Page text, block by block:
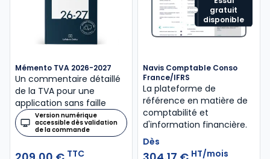
Mémento TVA 2026-2027
Un commentaire détaillé
de la TVA pour une
application sans faille
Version numérique
accessible dès validation
de la commande
TTC
gratuit
disponible
Navis Comptable Conso
France/IFRS
La plateforme de
référence en matière de
comptabilité et
d'information financière.
Dès
HT/mois